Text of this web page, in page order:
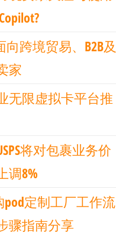
向跨境贸易、B2B及
家
无限虚拟卡平台推
将对包裹业务价
调8%
pod定制工厂工作流
骤指南分享